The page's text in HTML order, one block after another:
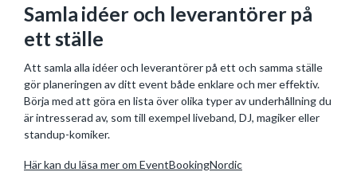
Samla idéer och leverantörer på
ett ställe
Att samla alla idéer och leverantörer på ett och samma ställe
gör planeringen av ditt event både enklare och mer effektiv.
Börja med att göra en lista över olika typer av underhållning du
är intresserad av, som till exempel liveband, DJ, magiker eller
standup-komiker.
Här kan du läsa mer om EventBookingNordic